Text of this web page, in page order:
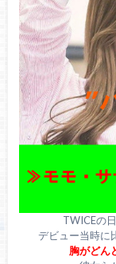
TWICEの
デビュー当時に
胸がどん